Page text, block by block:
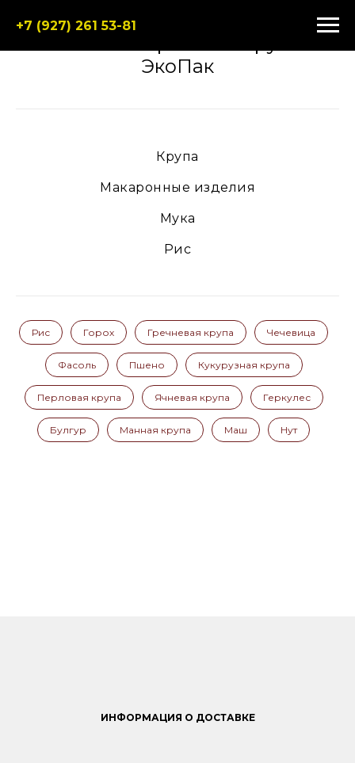
+7 (927) 261 53-81
ЭкоПак
Крупа
Макаронные изделия
Мука
Рис
Рис Горох Гречневая крупа Чечевица
Фасоль Пшено Кукурузная крупа
Перловая крупа Ячневая крупа Геркулес
Булгур Манная крупа Маш Нут
ИНФОРМАЦИЯ О ДОСТАВКЕ